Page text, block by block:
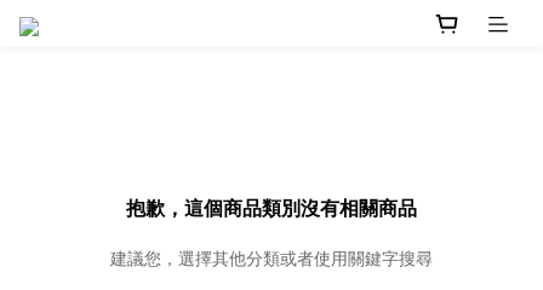
抱歉，這個商品類別沒有相關商品
建議您，選擇其他分類或者使用關鍵字搜尋